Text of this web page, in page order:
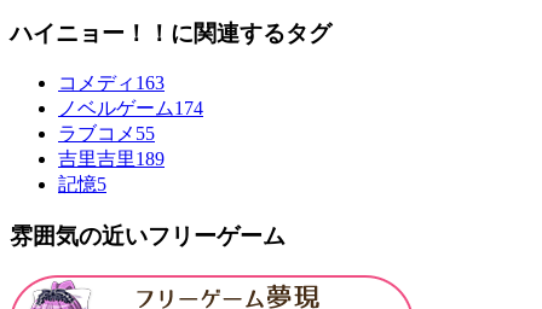
ハイニョー！！に関連するタグ
コメディ 163
ノベルゲーム174
ラブコメ 55
吉里吉里189
記憶5
雰囲気の近いフリーゲーム